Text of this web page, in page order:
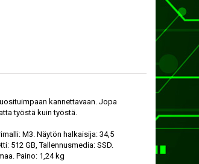
kannettavaan. Jopa
työstä kuin työstä.
M3. Näytön halkaisija: 34,5
512 GB, Tallennusmedia: SSD.
Paino: 1,24 kg